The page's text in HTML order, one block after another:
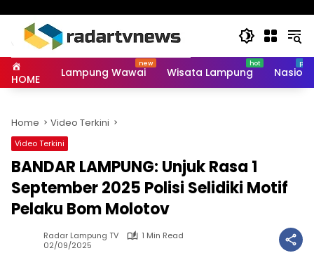
HOME Lampung Wawai Wisata Lampung
Home Video Terkini
Video Terkini
BANDAR LAMPUNG: Unjuk Rasa 1
September 2025 Polisi Selidiki Motif
Pelaku Bom Molotov
Radar Lampung TV
1 Min Read
02/09/2025